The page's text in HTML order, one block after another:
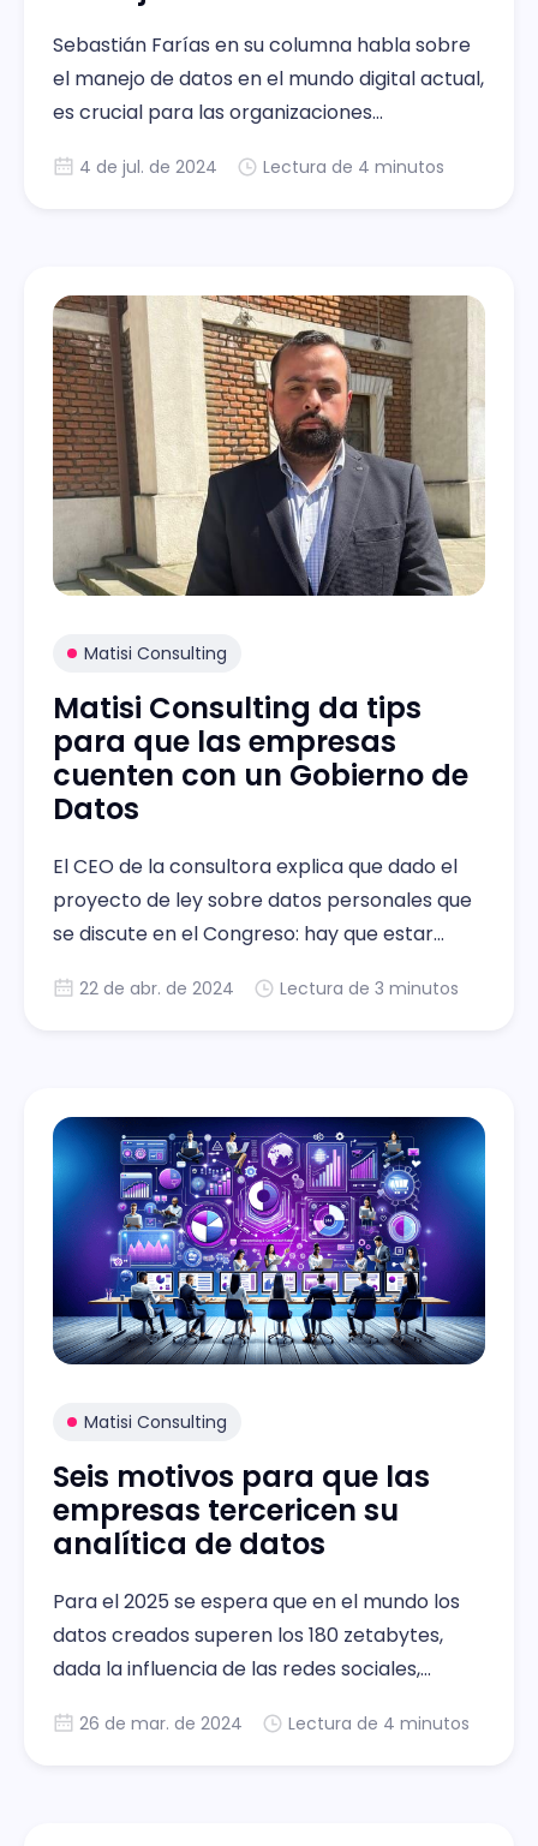
Sebastián Farías en su columna habla sobre
el manejo de datos en el mundo digital actual,
es crucial para las organizaciones
importantes en el tema: calidad, seguridad,
4 de jul. de 2024 Lectura de 4 minutos
Matisi Consulting
Matisi Consulting da tips
para que las empresas
cuenten con un Gobierno de
Datos
El CEO de la consultora explica que dado el
proyecto de ley sobre datos personales que
se discute en el Congreso: hay que estar
22 de abr. de 2024 Lectura de 3 minutos
Matisi Consulting
Seis motivos para que las
empresas tercericen su
analítica de datos
Para el 2025 se espera que en el mundo los
datos creados superen los 180 zetabytes,
dada la influencia de las redes sociales,
tecnología 5G
26 de mar. de 2024 Lectura de 4 minutos